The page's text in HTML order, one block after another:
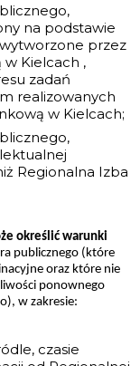
na podstawie
przez
Kielcach ,
zadań
realizowanych
w Kielcach;
Regionalna Izba
określić warunki
publicznego (które
oraz które nie
ponownego
w zakresie:
czasie